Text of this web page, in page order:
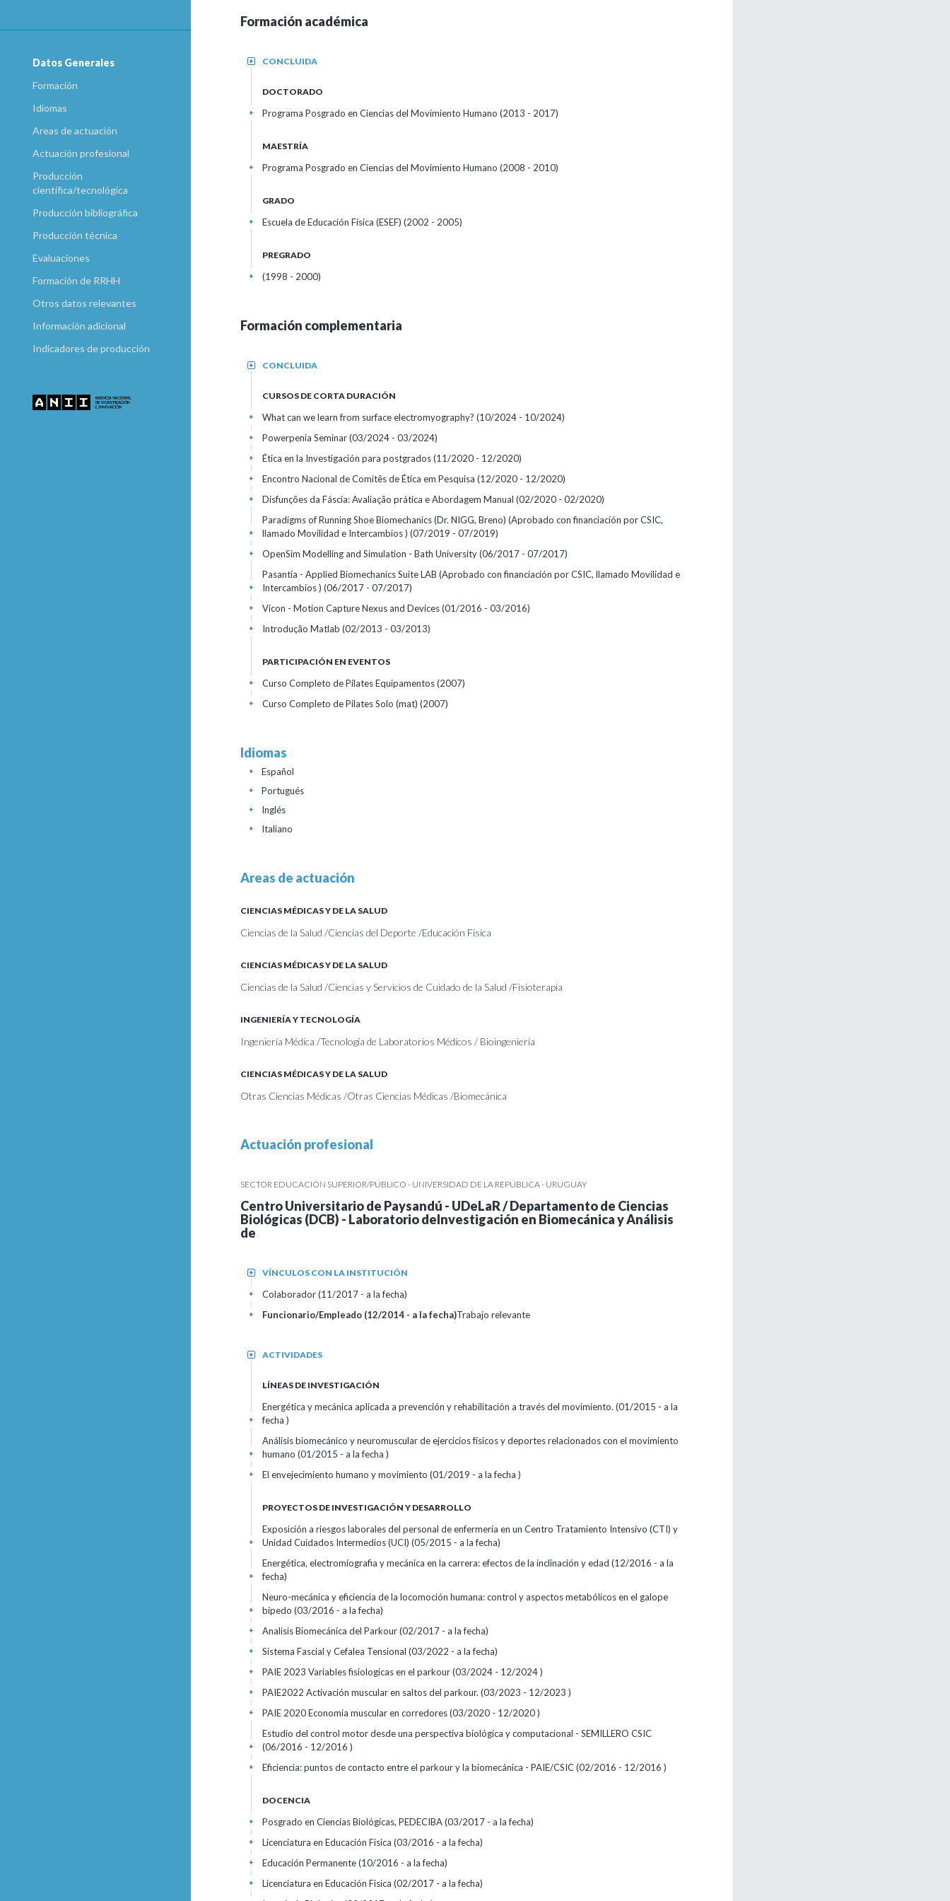
Datos Generales
Formación
Idiomas
Areas de actuación
Actuación profesional
Producción
científica/tecnológica
Producción bibliográfica
Producción técnica
Evaluaciones
Formación de RRHH
Otros datos relevantes
Información adicional
Indicadores de producción
Formación académica
CONCLUIDA
+
DOCTORADO
Programa Posgrado en Ciencias del Movimiento Humano (2013 - 2017)
+
MAESTRÍA
Programa Posgrado en Ciencias del Movimiento Humano (2008 - 2010)
+
GRADO
Escuela de Educación Física (ESEF) (2002 - 2005)
+
PREGRADO
(1998 - 2000)
+
Formación complementaria
CONCLUIDA
+
CURSOS DE CORTA DURACIÓN
What can we learn from surface electromyography? (10/2024 - 10/2024)
+
Powerpenia Seminar(03/2024 - 03/2024)
+
Ética en la Investigación para postgrados(11/2020 - 12/2020)
+
Encontro Nacional de Comitês de Ética em Pesquisa (12/2020 - 12/2020)
+
Disfunções da Fáscia: Avaliação prática e Abordagem Manual (02/2020 - 02/2020)
+
Paradigms of Running Shoe Biomechanics (Dr. NIGG, Breno) (Aprobado con financiación por CSIC,
llamado Movilidad e Intercambios ) (07/2019 - 07/2019)
+
OpenSim Modelling and Simulation - Bath University(06/2017 - 07/2017)
+
Pasantía - Applied Biomechanics Suite LAB (Aprobado con financiación por CSIC, llamado Movilidad e
Intercambios ) (06/2017 - 07/2017)
+
Vicon - Motion Capture Nexus and Devices(01/2016 - 03/2016)
+
Introdução Matlab (02/2013 - 03/2013)
+
PARTICIPACIÓN EN EVENTOS
Curso Completo de Pilates Equipamentos(2007)
+
Curso Completo de Pilates Solo (mat) (2007)
+
Idiomas
Español
+
Portugués
+
Inglés
+
Italiano
+
Areas de actuación
CIENCIAS MÉDICAS Y DE LA SALUD
Ciencias de la Salud /Ciencias del Deporte /Educación Fisica
CIENCIAS MÉDICAS Y DE LA SALUD
Ciencias de la Salud /Ciencias y Servicios de Cuidado de la Salud /Fisioterapia
INGENIERÍA Y TECNOLOGÍA
Ingeniería Médica /Tecnología de Laboratorios Médicos / Bioingeniería
CIENCIAS MÉDICAS Y DE LA SALUD
Otras Ciencias Médicas /Otras Ciencias Médicas /Biomecánica
Actuación profesional
SECTOR EDUCACIÓN SUPERIOR/PÚBLICO - UNIVERSIDAD DE LA REPÚBLICA - URUGUAY
Centro Universitario de Paysandú - UDeLaR / Departamento de Ciencias
Biológicas (DCB) - Laboratorio deInvestigación en Biomecánica y Análisis
de
VÍNCULOS CON LA INSTITUCIÓN
+
Colaborador (11/2017 - a la fecha)
+
Funcionario/Empleado (12/2014 - a la fecha)Trabajo relevante
+
ACTIVIDADES
+
LÍNEAS DE INVESTIGACIÓN
Energética y mecánica aplicada a prevención y rehabilitación a través del movimiento. (01/2015 - a la
fecha )
+
Análisis biomecánico y neuromuscular de ejercicios físicos y deportes relacionados con el movimiento
humano (01/2015 - a la fecha )
+
El envejecimiento humano y movimiento (01/2019 - a la fecha )
+
PROYECTOS DE INVESTIGACIÓN Y DESARROLLO
Exposición a riesgos laborales del personal de enfermería en un Centro Tratamiento Intensivo (CTI) y
Unidad Cuidados Intermedios (UCI) (05/2015 - a la fecha)
+
Energética, electromiografia y mecánica en la carrera: efectos de la inclinación y edad (12/2016 - a la
fecha)
+
Neuro-mecánica y eficiencia de la locomoción humana: control y aspectos metabólicos en el galope
bípedo (03/2016 - a la fecha)
+
Analisis Biomecánica del Parkour (02/2017 - a la fecha)
+
Sistema Fascial y Cefalea Tensional (03/2022 - a la fecha)
+
PAIE 2023 Variables fisiologicas en el parkour (03/2024 - 12/2024 )
+
PAIE2022 Activación muscular en saltos del parkour. (03/2023 - 12/2023 )
+
PAIE 2020 Economia muscular en corredores (03/2020 - 12/2020 )
+
Estudio del control motor desde una perspectiva biológica y computacional - SEMILLERO CSIC
(06/2016 - 12/2016 )
+
Eficiencia: puntos de contacto entre el parkour y la biomecánica - PAIE/CSIC (02/2016 - 12/2016 )
+
DOCENCIA
Posgrado en Ciencias Biológicas, PEDECIBA (03/2017 - a la fecha)
+
Licenciatura en Educación Fisica (03/2016 - a la fecha)
+
Educación Permanente (10/2016 - a la fecha)
+
Licenciatura en Educación Fisica (02/2017 - a la fecha)
+